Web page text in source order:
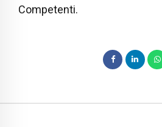
Competenti.